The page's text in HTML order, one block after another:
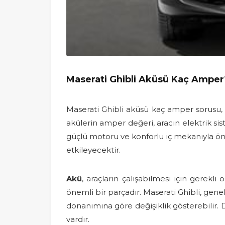
Maserati Ghibli Aküsü Kaç
Maserati Ghibli aküsü kaç amper
akülerin amper değeri, aracın elektrik
güçlü motoru ve konforlu iç mekanıyla
etkileyecektir.
Akü, araçların çalışabilmesi için
önemli bir parçadır. Maserati Ghibli,
donanımına göre değişiklik gösterebilir.
vardır.